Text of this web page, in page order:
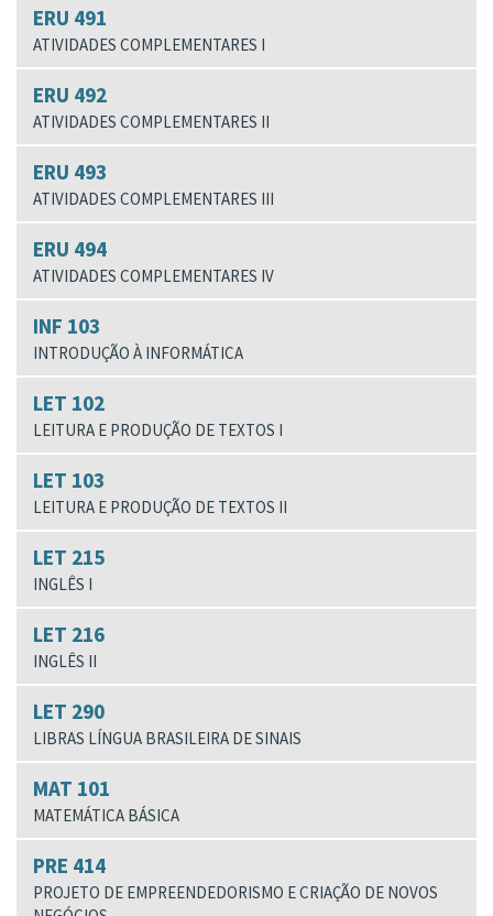
ERU 491
ATIVIDADES COMPLEMENTARES I
ERU 492
ATIVIDADES COMPLEMENTARES II
ERU 493
ATIVIDADES COMPLEMENTARES III
ERU 494
ATIVIDADES COMPLEMENTARES IV
INF 103
INTRODUÇÃO À INFORMÁTICA
LET 102
LEITURA E PRODUÇÃO DE TEXTOS I
LET 103
LEITURA E PRODUÇÃO DE TEXTOS II
LET 215
INGLÊS I
LET 216
INGLÊS II
LET 290
LIBRAS LÍNGUA BRASILEIRA DE SINAIS
MAT 101
MATEMÁTICA BÁSICA
PRE 414
PROJETO DE EMPREENDEDORISMO E CRIAÇÃO DE NOVOS